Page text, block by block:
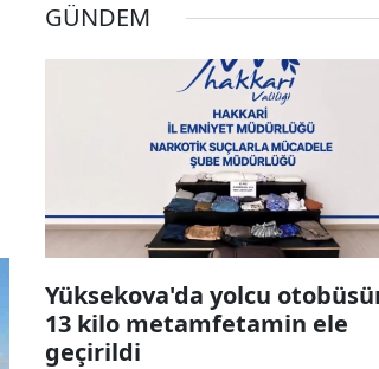
GÜNDEM
Yüksekova'da yolcu
13 kilo metamfetamin ele
geçirildi